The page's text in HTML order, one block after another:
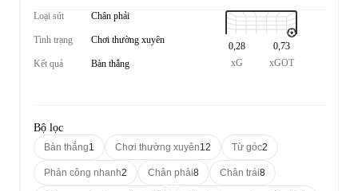
Loại sút Chân phải
Tình trạng Chơi thường xuyên
Kết quả Bàn thắng
0,28
xG
0,73
xGOT
Bộ lọc
Bàn thắng1 Chơi thường xuyên12 Từ góc2
Phản công nhanh2 Chân phải8 Chân trái8